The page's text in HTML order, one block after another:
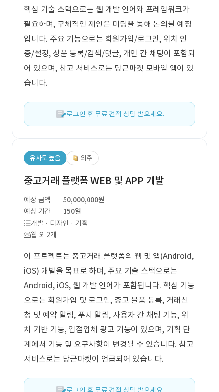
핵심 기술 스택으로는 웹 개발 언어와 프레임워크가
필요하며, 구체적인 제안은 미팅을 통해 논의될 예정
입니다. 주요 기능으로는 회원가입/로그인, 위치 인
증/설정, 상품 등록/검색/댓글, 개인 간 채팅이 포함되
어 있으며, 참고 서비스로는 당근마켓 모바일 앱이 있
습니다.
로그인 후 무료 견적 상담 받으세요.
유사도 높음 외주
중고거래 플랫폼 WEB 및 APP 개발
예상 금액
50,000,000원
예상 기간
150일
개발 · 디자인 · 기획
웹 외 2개
이 프로젝트는 중고거래 플랫폼의 웹 및 앱(Android,
iOS) 개발을 목표로 하며, 주요 기술 스택으로는
Android, iOS, 웹 개발 언어가 포함됩니다. 핵심 기능
으로는 회원가입 및 로그인, 중고 물품 등록, 거래신
청 및 예약 알림, 푸시 알림, 사용자 간 채팅 기능, 위
치 기반 기능, 입점업체 광고 기능이 있으며, 기획 단
계에서 기능 및 요구사항이 변경될 수 있습니다. 참고
서비스로는 당근마켓이 언급되어 있습니다.
로그인 후 무료 견적 상담 받으세요.